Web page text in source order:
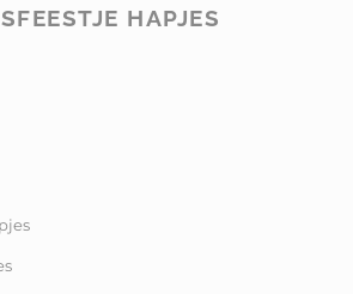
HAPJES